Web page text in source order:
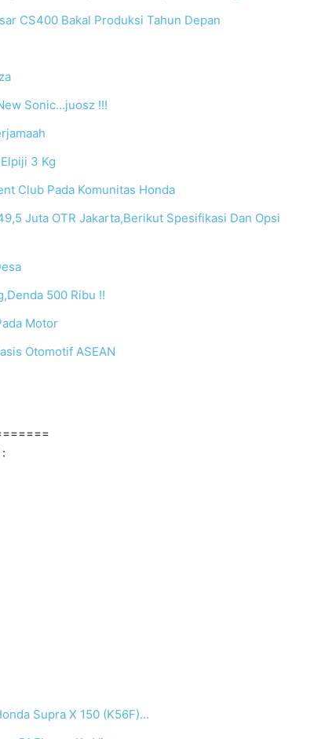
CS400 Bakal Produksi Tahun Depan
Sonic…juosz !!!
3 Kg
Club Pada Komunitas Honda
Juta OTR Jakarta,Berikut Spesifikasi Dan Opsi
500 Ribu !!
Motor
Otomotif ASEAN
Supra X 150 (K56F)…